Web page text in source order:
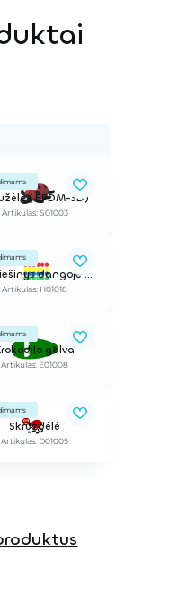
( EPDM-3D)
Artikulas: S01003
2D piešinys dangoje Twister mažas (EPDM 2D) D=18cm
Artikulas: H01018
galva
Artikulas: E01008
Skruzdėlė
Artikulas: D01005